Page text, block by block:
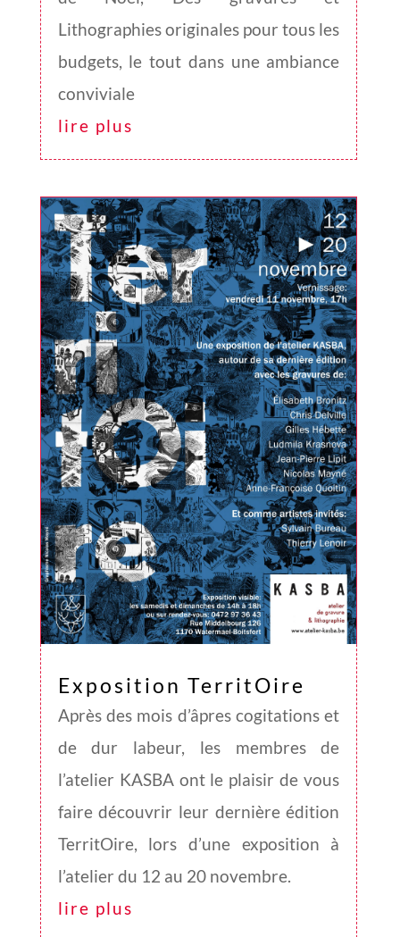
Lithographies originales pour tous les
budgets, le tout dans une ambiance
conviviale
lire plus
Exposition TerritOire
Après des mois d’âpres cogitations et
de dur labeur, les membres de
l’atelier KASBA ont le plaisir de vous
faire découvrir leur dernière édition
TerritOire, lors d’une exposition à
l’atelier du 12 au 20 novembre.
lire plus